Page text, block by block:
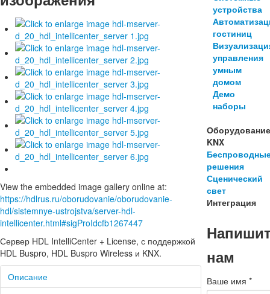
View the embedded image gallery online at:
https://hdlrus.ru/oborudovanie/oborudovanie-
hdl/sistemnye-ustrojstva/server-hdl-
intellicenter.html#sigProIdcfb1267447
Сервер HDL IntelliCenter + License, с поддержкой
HDL Buspro, HDL Buspro Wireless и KNX.
Описание
устройства
гостиниц
управления
умным
домом
Демо
наборы
KNX
решения
Сценический
свет
Интеграция
нам
Ваше имя*